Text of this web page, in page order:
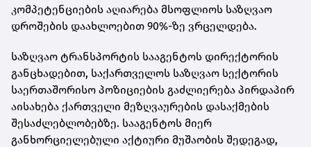
კომპეტენციების აღიარება მსოფლიოს საზღვაო
დროშების დაახლოებით 90%-ზე ვრცელდება.
საზღვაო ტრანსპორტის სააგენტოს დირექტორის
განცხადებით, საქართველოს საზღვაო სექტორის
საერთაშორისო პოზიციების გაძლიერება პირდაპირ
აისახება ქართველი მეზღვაურების დასაქმების
შესაძლებლობებზე. სააგენტოს მიერ
განხორციელებული აქტიური მუშაობის შედეგად,